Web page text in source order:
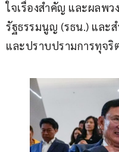
ใจเรื่องสำคัญ และผลพว
รัฐธรรมนูญ (รธน.) และ
และปราบปรามการทุจ